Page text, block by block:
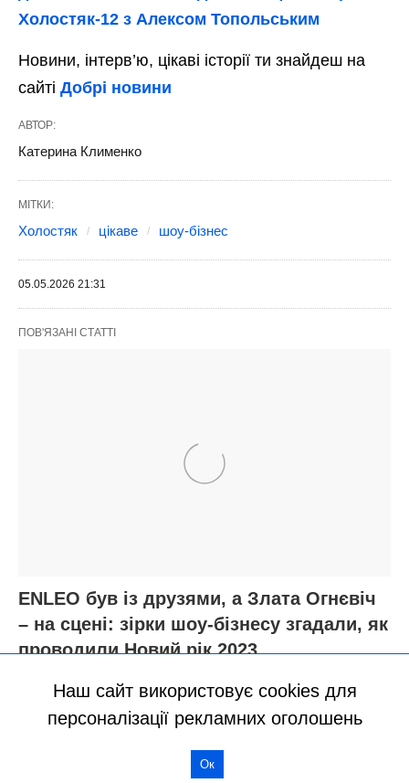
Наш сайт використовує cookies для
персоналізації рекламних оголошень
Ок